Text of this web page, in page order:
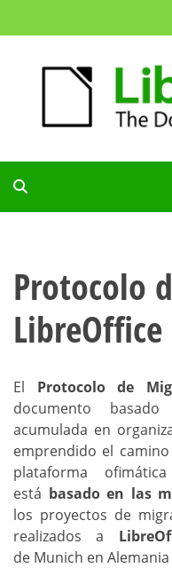
al
BLOG
Protocolo
LibreOffice
El Protocolo de
documento
acumulada en
emprendido el
plataforma
está basado en las
los proyectos de
realizados a
de Munich en